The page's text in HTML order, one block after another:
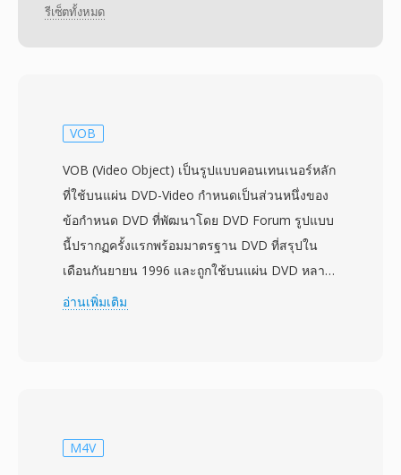
รีเซ็ตทั้งหมด
VOB
VOB (Video Object) เป็นรูปแบบคอนเทนเนอร์หลัก
ที่ใช้บนแผ่น DVD-Video กำหนดเป็นส่วนหนึ่งของ
ข้อกำหนด DVD ที่พัฒนาโดย DVD Forum รูปแบบ
นี้ปรากฏครั้งแรกพร้อมมาตรฐาน DVD ที่สรุปใน
เดือนกันยายน 1996 และถูกใช้บนแผ่น DVD หลาย
พันล้านแผ่นที่ผลิตทั่วโลกนับแต่นั้นมา ไฟล์ VOB อิง
overlay ข้อมูลนำทางสำหรับการโต้ตอบกับเมนู
อ่านเพิ่มเติม
M4V